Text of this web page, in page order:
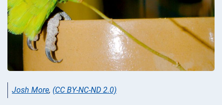
Josh More, (CC BY-NC-ND 2.0)